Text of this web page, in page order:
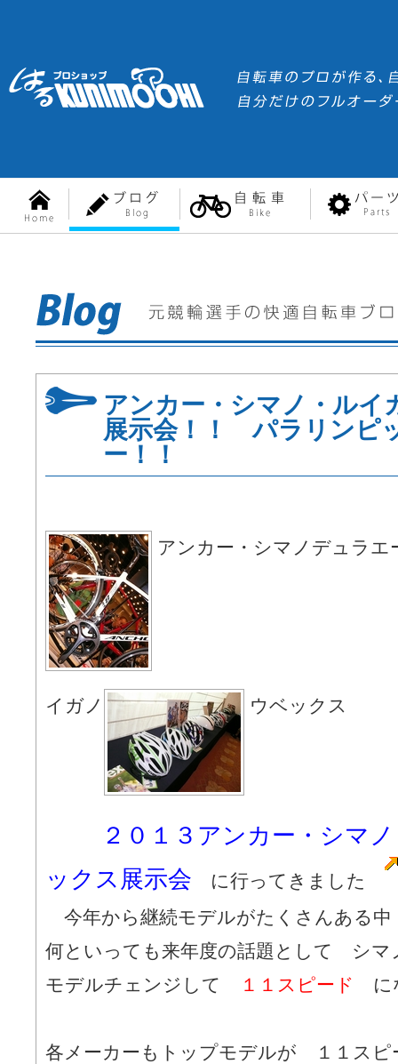
アンカー・シマノ・ルイ
展示会！！ パラリンピ
ー！！
アンカー・シマノデュラエ
イガノ ウベックス
２０１３アンカー・シマ
ックス展示会 に行ってきました
今年から継続モデルがたくさんある
何といっても来年度の話題として シ
モデルチェンジして
１１スピード に
各メーカーもトップモデルが １１スピ